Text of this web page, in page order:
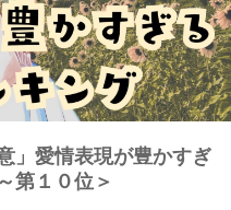
」愛情表現が豊かすぎ
第１０位＞